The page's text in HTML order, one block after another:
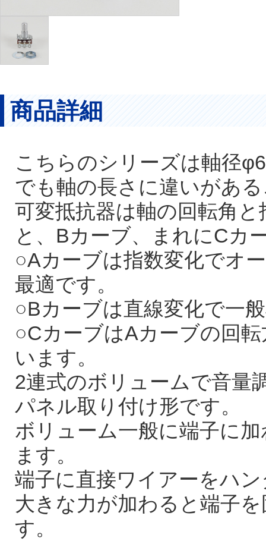
商品詳細
こちらのシリーズは軸径
でも軸の長さに違いがあ
可変抵抗器は軸の回転角
と、Bカーブ、まれにCカ
○Aカーブは指数変化でオ
最適です。
○Bカーブは直線変化で一
○CカーブはAカーブの回
います。
2連式のボリュームで音量
パネル取り付け形です。
ボリューム一般に端子に
ます。
端子に直接ワイアーをハ
大きな力が加わると端子
す。